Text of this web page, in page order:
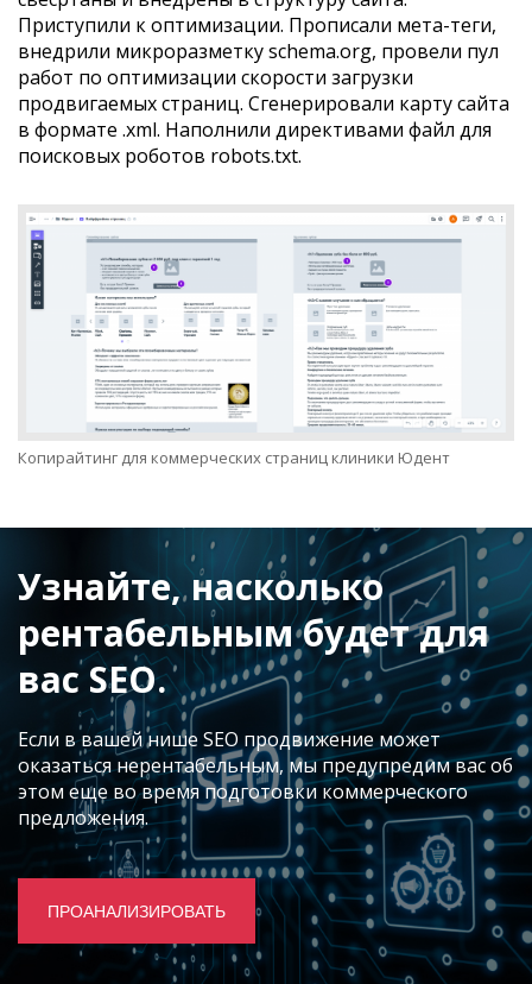
Приступили к оптимизации. Прописали мета-теги,
внедрили микроразметку schema.org, провели пул
работ по оптимизации скорости загрузки
продвигаемых страниц. Сгенерировали карту сайта
в формате .xml. Наполнили директивами файл для
поисковых роботов robots.txt.
Копирайтинг для коммерческих страниц клиники Юдент
Узнайте, насколько
рентабельным будет для
вас SEO.
Если в вашей нише SEO продвижение может
оказаться нерентабельным, мы предупредим вас об
этом еще во время подготовки коммерческого
предложения.
ПРОАНАЛИЗИРОВАТЬ